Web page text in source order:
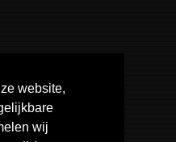
website,
wij